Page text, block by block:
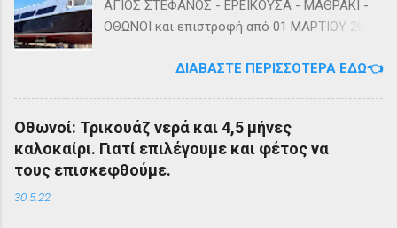
ΑΓΙΟΣ ΣΤΕΦΑΝΟΣ - ΕΡΕΙΚΟΥΣΑ - ΜΑΘΡΑΚΙ -
ΟΘΩΝΟΙ και επιστροφή από 01 ΜΑΡΤΙΟΥ 2023
της εταιρίας μας, ΕΓ-ΔΡ ΒΑΜΟΣ, αναμένεται
και επιστροφή με 3 δρομολόγια την εβδομάδα
από 01/03/2023 Πηγή: chania-lines.com
ΔΙΑΒΆΣΤΕ ΠΕΡΙΣΣΌΤΕΡΑ ΕΔΏ👈
Οθωνοί: Τρικουάζ νερά και 4,5 μήνες
καλοκαίρι. Γιατί επιλέγουμε και φέτος να
τους επισκεφθούμε.
30.5.22